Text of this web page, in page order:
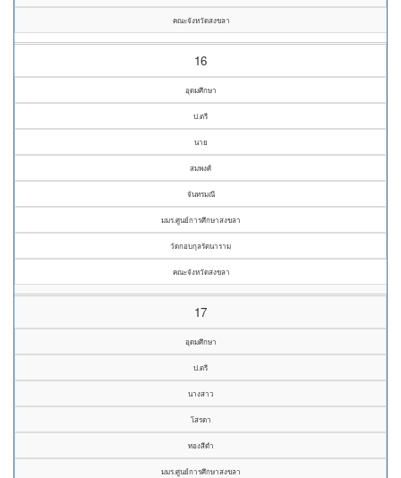
คณะจังหวัดสงขลา
16
อุดมศึกษา
ป.ตรี
นาย
สมพงศ์
จันทรมณี
มมร.ศูนย์การศึกษาสงขลา
วัดกอบกุลรัตนาราม
คณะจังหวัดสงขลา
17
อุดมศึกษา
ป.ตรี
นางสาว
โสรดา
ทองสีดำ
มมร.ศูนย์การศึกษาสงขลา